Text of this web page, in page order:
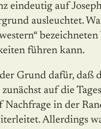
eindeutig auf
ausleuchtet.
führen kann.
Grund dafür, daß
auf die
in der
Allerdings